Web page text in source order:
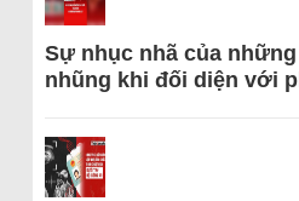
Sự nhục nhã của
nhũng khi đối diện với